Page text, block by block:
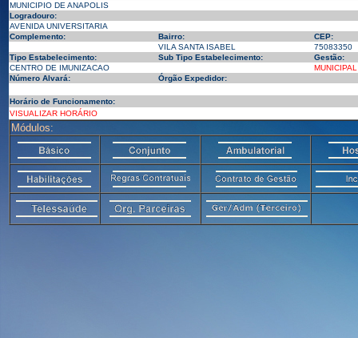
MUNICIPIO DE ANAPOLIS
Logradouro:
AVENIDA UNIVERSITARIA
Complemento:
Bairro:
CEP:
VILA SANTA ISABEL
75083350
Tipo Estabelecimento:
Sub Tipo Estabelecimento:
Gestão:
CENTRO DE IMUNIZACAO
MUNICIPAL
Número Alvará:
Órgão Expedidor:
Horário de Funcionamento:
VISUALIZAR HORÁRIO
Módulos: